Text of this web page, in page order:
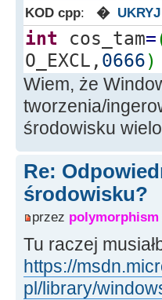
KOD cpp: � UKRYJ
int cos_tam=
O_EXCL, 0666)
Wiem, że
tworzenia/
środowisku
Re:
środowisku?
przez polymorphism
Tu raczej
https://
pl/library/